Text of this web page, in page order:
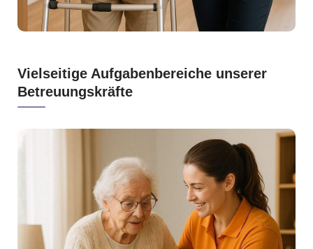
Vielseitige Aufgabenbereiche unserer
Betreuungskräfte